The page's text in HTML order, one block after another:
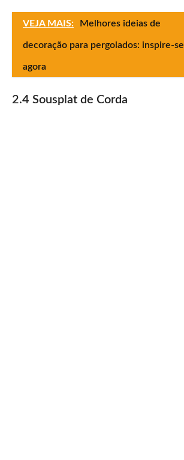
VEJA MAIS: Melhores ideias de
decoração para pergolados: inspire-se
agora
2.4 Sousplat de Corda